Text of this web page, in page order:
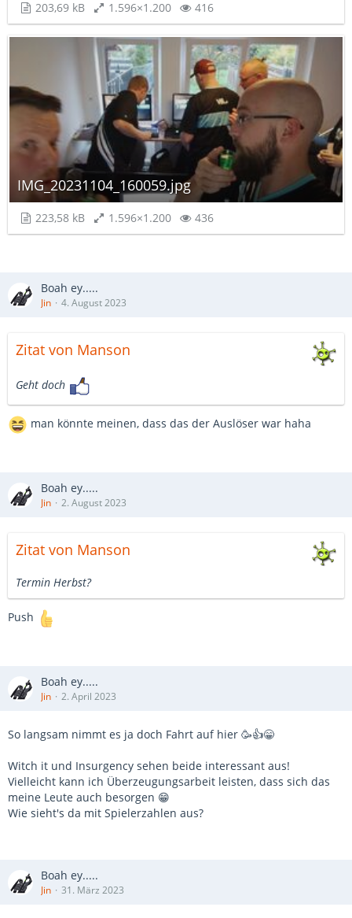
203,69 kB 1.596×1.200 416
IMG_20231104_160059.jpg
223,58 kB 1.596×1.200 436
Boah ey.....
Jin 4. August 2023
Zitat von Manson
Geht doch
man könnte meinen, dass das der Auslöser war haha
Boah ey.....
Jin 2. August 2023
Zitat von Manson
Termin Herbst?
Push
Boah ey.....
Jin 2. April 2023
So langsam nimmt es ja doch Fahrt auf hier 🥳👍😁
Witch it und Insurgency sehen beide interessant aus!
Vielleicht kann ich Überzeugungsarbeit leisten, dass sich das
meine Leute auch besorgen 😁
Wie sieht's da mit Spielerzahlen aus?
Boah ey.....
Jin 31. März 2023